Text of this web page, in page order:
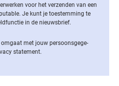
voor het verzenden van een
Je kunt je toestemming te
in de nieuwsbrief.
omgaat met jouw per­soons­ge­ge­
statement.